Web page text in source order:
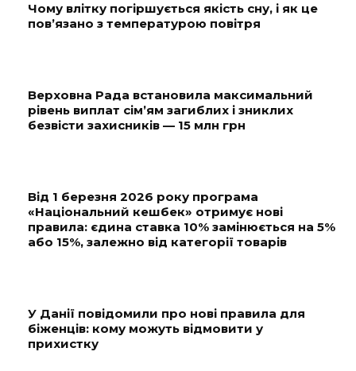
Чому влітку погіршується якість сну, і як це
пов’язано з температурою повітря
Верховна Рада встановила максимальний
рівень виплат сім’ям загиблих і зниклих
безвісти захисників — 15 млн грн
Від 1 березня 2026 року програма
«Національний кешбек» отримує нові
правила: єдина ставка 10% замінюється на 5%
або 15%, залежно від категорії товарів
У Данії повідомили про нові правила для
біженців: кому можуть відмовити у
прихистку